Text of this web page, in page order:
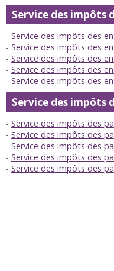
Service des impôts
Service des impôts des
Service des impôts des
Service des impôts des
Service des impôts des
Service des impôts des
Service des impôts
Service des impôts des
Service des impôts des
Service des impôts des
Service des impôts des
Service des impôts des